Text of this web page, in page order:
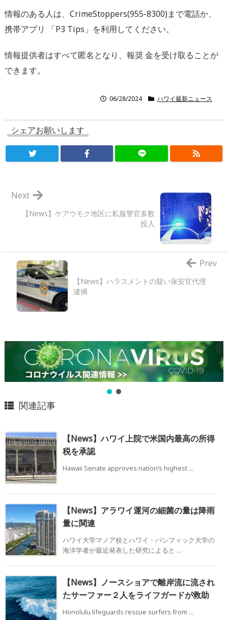
情報のある人は、CrimeStoppers(955-8300)まで電話か、
携帯アプリ 「P3 Tips」を利用してください。
情報提供者はすべて匿名となり、報奨 金を受け取ることが
できます。
06/28/2024 ハワイ最新ニュース
シェアお願いします
【News】ケアウモク地区に私服警官多数
投入
Next
【News】ハラスメントの疑い保安官代理
逮捕
Prev
関連記事
【News】ハワイ上院で米国内最高の所得
税を承認
Hawaii Senate approves nation’s highest ...
【News】アラワイ運河の細菌の量は降雨
量に関連
ハワイ大学マノア校とハワイ・パシフィック大学の
海洋学者が最近発表した研究によると ...
【News】ノースショアで離岸流に流され
たサーファー２人をライフガードが救助
Honolulu lifeguards rescue surfers from ...